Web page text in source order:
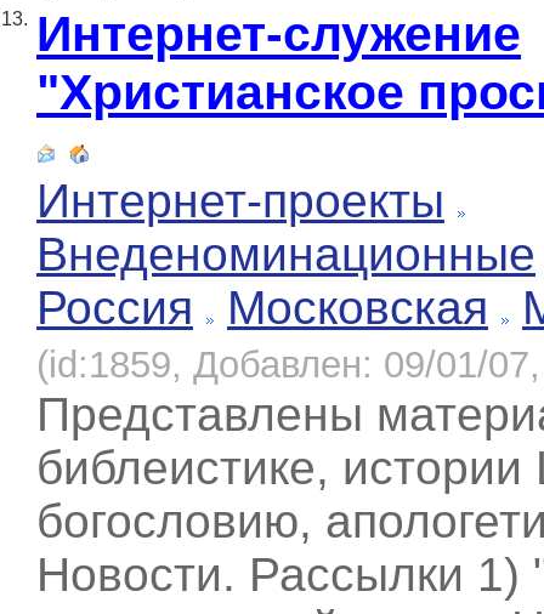
13. Интернет-служение
"Христианское
Интернет-проекты
Внеденоминационные
Россия
Московская
(id:1859, Добавлен: 09/01/
Представлены
библеистике, истории
богословию,
Новости. Рассылки